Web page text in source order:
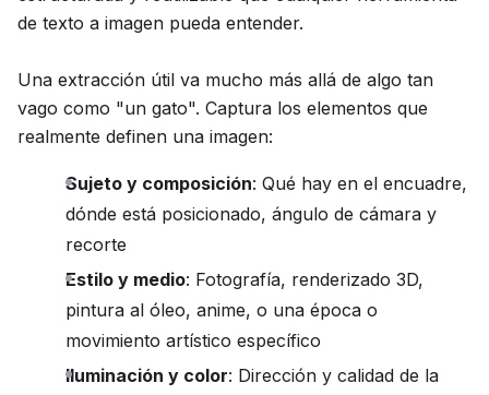
de texto a imagen pueda entender.
Una extracción útil va mucho más allá de algo tan
vago como "un gato". Captura los elementos que
realmente definen una imagen:
Sujeto y composición: Qué hay en el encuadre,
dónde está posicionado, ángulo de cámara y
recorte
Estilo y medio: Fotografía, renderizado 3D,
pintura al óleo, anime, o una época o
movimiento artístico específico
Iluminación y color: Dirección y calidad de la